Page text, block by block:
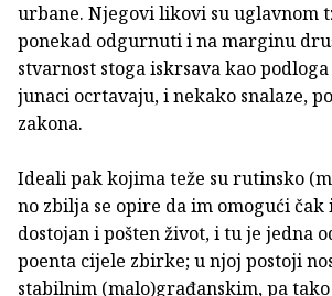
urbane. Njegovi likovi su uglavnom
ponekad odgurnuti i na marginu
stvarnost stoga iskrsava kao
junaci ocrtavaju, i nekako snalaze,
zakona.
Ideali pak kojima teže su rutinsko
no zbilja se opire da im omogući čak
dostojan i pošten život, i tu je jedna
poenta cijele zbirke; u njoj postoji
stabilnim (malo)građanskim, pa